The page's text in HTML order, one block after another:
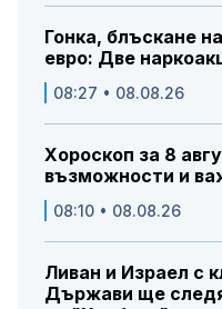
Гонка, блъскане
евро: Две
08:27 • 08.08.26
Хороскоп за 8
възможности и
08:10 • 08.08.26
Ливан и Израел с
Държави ще